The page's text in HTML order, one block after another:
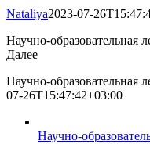
Nataliya2023-07-
Научно-образовательная
Далее
Научно-образовательная
07-26T15:47:42+03:00
Научно-